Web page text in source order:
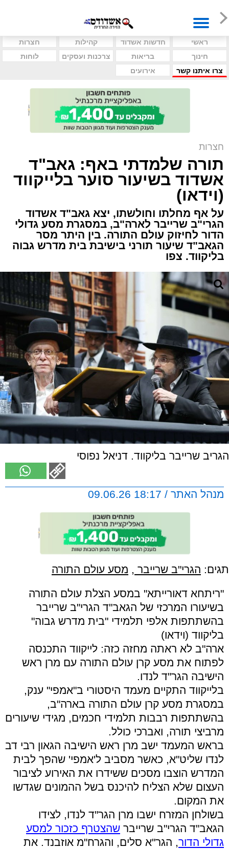
ראשי חדשות אשדוד קהילות
חצרות
חינוך
בריאות צרכנות ועסקים
לוחות
צרו איתנו קשר
אירועים
חצרות
תורה שלמדתי באף: גאב"ד
אשדוד בשיעור סוער בלייקווד
(וידאו)
על אף מחלתו וחולשתו, יצא גאב"ד אשדוד
הגרי"ב שרייבר לארה"ב, במסגרת מסע גדולי
הדור לחיזוק עולם התורה. בין היתר מסר
הגאב"ד שיעור תורני בישיבת בית מדרש גבוה
בליקווד. צפו
הגריב שרייבר בליקווד. דניאל נפוסי
מנהל האתר / 18:17 09.06.26
תגים: הגרי"ב שרייבר , מסע עולם התורה
"ריתחא דאורייתא" במסע הצלת עולם התורה
בשיעורו המרכזי של הגאב"ד הגרי"ב שרייבר
בהשתתפות אלפי תלמידי "בית מדרש גבוה"
בליקווד (וידאו)
ארה"ב לא ראתה מחזה כזה: לייקווד התכנסה
לפתוח את מסע קרן עולם התורה עם מרן ראש
הישיבה הגר"ד לנדו.
בלייקווד התקיים מעמד היסטורי ב"אמפי" ענק,
במסגרת מסע קרן עולם התורה בארה"ב,
בהשתתפות רבבות תלמידי חכמים, מגידי שיעורים
מרביצי תורה, ואברכי כולל.
בראש המעמד ישב מרן ראש הישיבה הגאון רבי דב
לנדו שליט"א, כאשר מסביב ל'אמפי' שהפך לבית
המדרש הוצבו מסכים ששידרו את האירוע לציבור
העצום שלא הצליח להיכנס בשל ההמונים שגדשו
את המקום.
בשולחן המזרח ישבו מרן הגר"ד לנדו, לצידו
הגאב"ד הגרי"ב שרייבר שהצטרף כזכור למסע
גדולי הדור, הגר"א סלים, והגרח"מ אוזבנד. את